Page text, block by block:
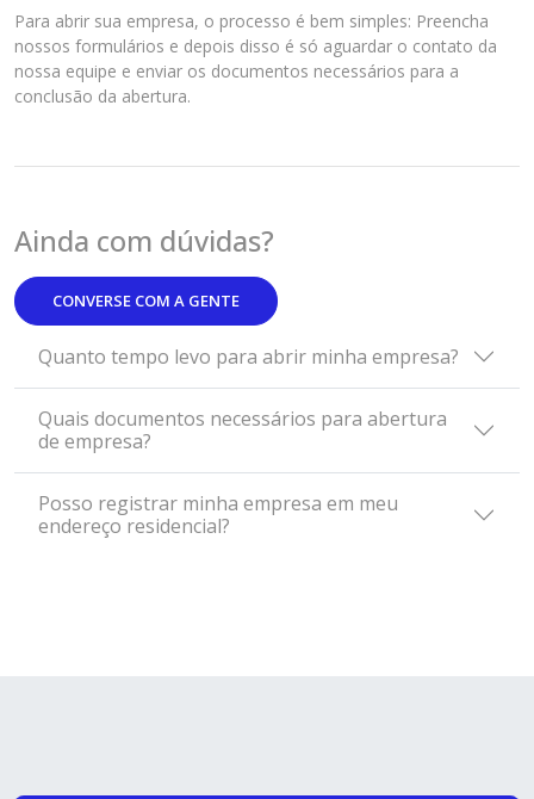
Para abrir sua empresa, o processo é bem simples: Preencha
nossos formulários e depois disso é só aguardar o contato da
nossa equipe e enviar os documentos necessários para a
conclusão da abertura.
Ainda com dúvidas?
CONVERSE COM A GENTE
Quanto tempo levo para abrir minha empresa?
Quais documentos necessários para abertura
de empresa?
Posso registrar minha empresa em meu
endereço residencial?